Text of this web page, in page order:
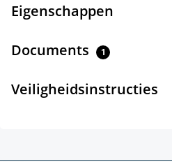
Eigenschappen
Documents 1
Veiligheidsinstructies